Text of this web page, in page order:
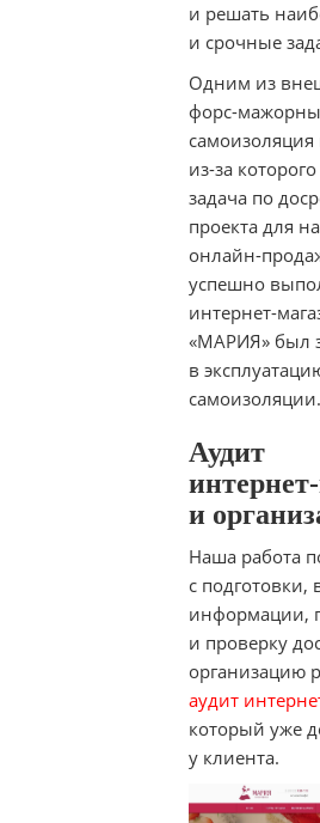
и решать
и срочные
Одним из
форс-
самоизоляция
из-за
задача по
проекта для
онлайн-
успешно
интернет-
«МАРИЯ» был
в
самоизоляции.
Аудит
и
Наша работа
с
информации,
и проверку
организацию
аудит
который уже
у клиента.